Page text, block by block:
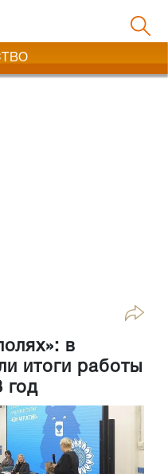
в
итоги работы
год